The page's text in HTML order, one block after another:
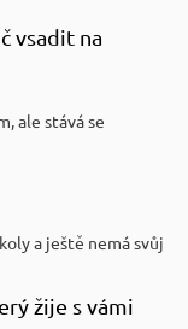
vsadit na
ale stává se
a ještě nemá svůj
žije s vámi